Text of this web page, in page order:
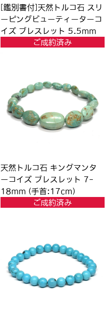
[鑑別書付]天然トルコ石 スリ
ーピングビューティーターコ
イズ ブレスレット 5.5mm
ご成約済み
天然トルコ石 キングマンタ
ーコイズ ブレスレット 7-
18mm (手首:17cm)
ご成約済み